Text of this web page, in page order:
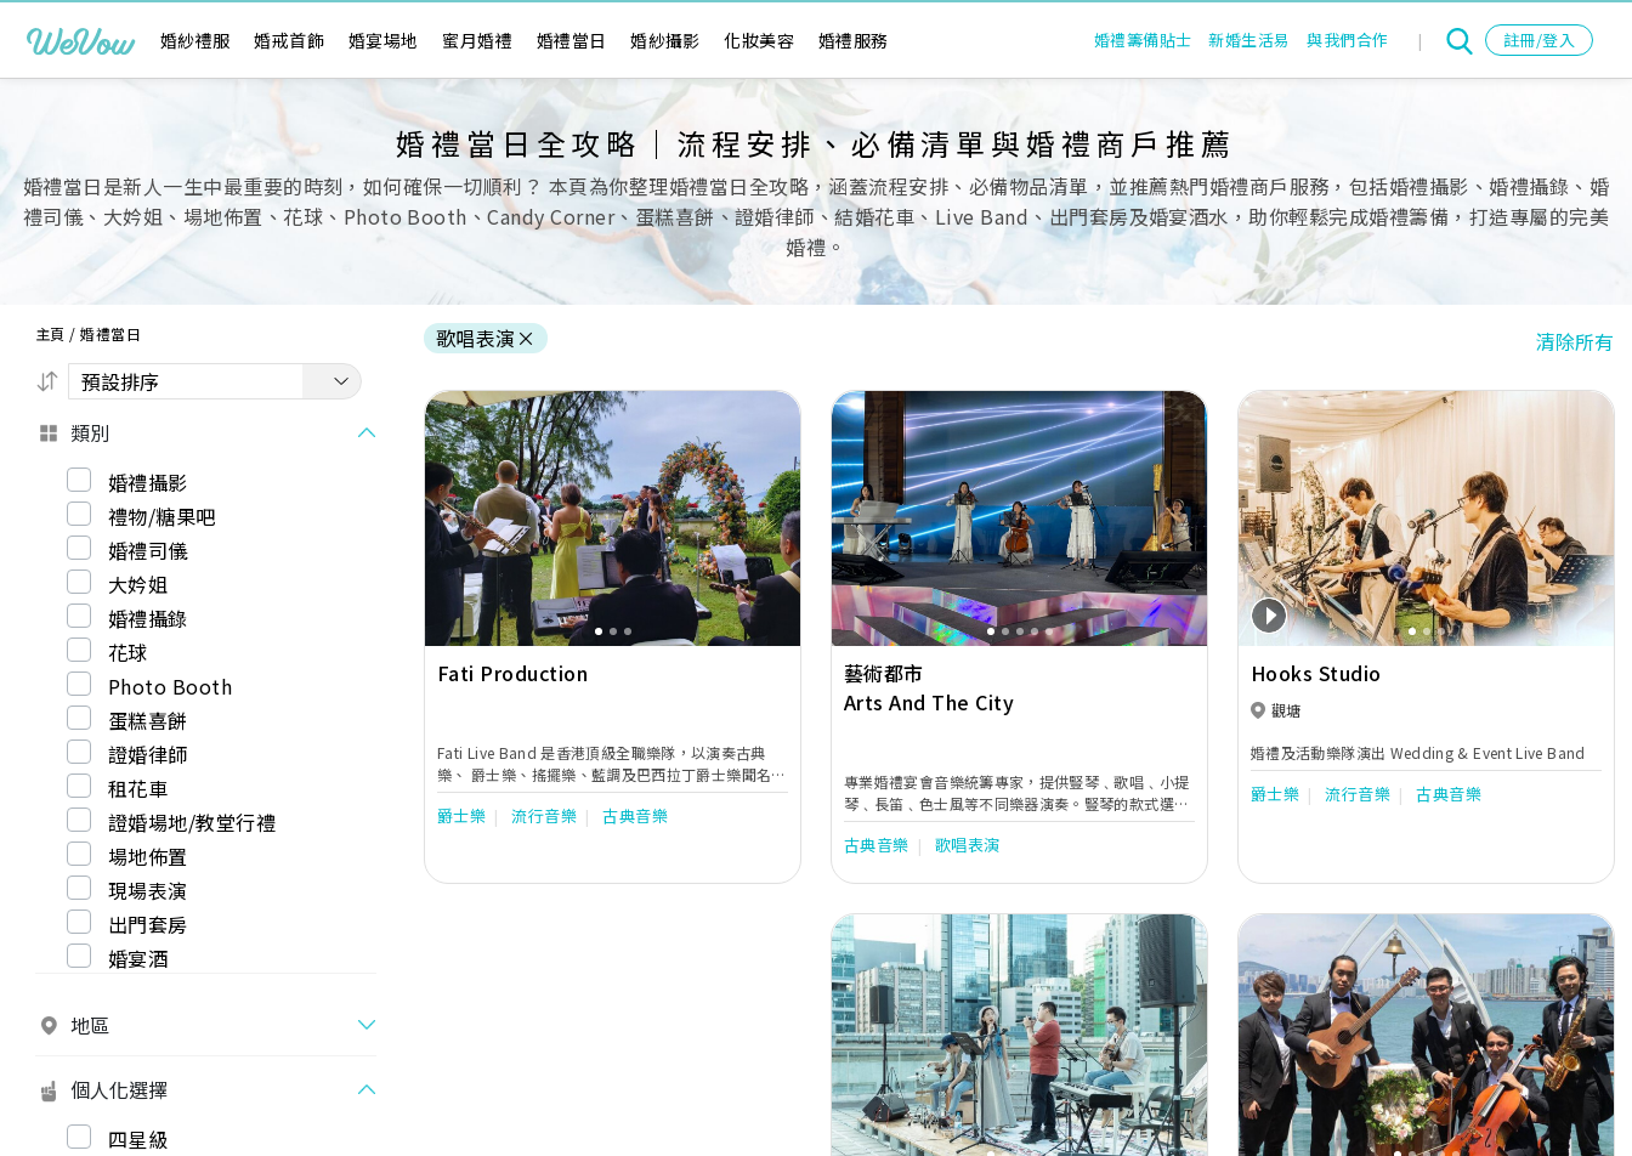
婚紗禮服 婚戒首飾 婚宴場地 蜜月婚禮 婚禮當日 婚紗攝影 化妝美容 婚禮服務 婚禮籌備貼士 新婚生活易 與我們合作 | 註冊/登入
婚禮當日全攻略｜流程安排、必備清單與婚禮商戶推薦
婚禮當日是新人一生中最重要的時刻，如何確保一切順利？ 本頁為你整理婚禮當日全攻略，涵蓋流程安排、必備物品清單，並推薦熱門婚禮商戶服務，包括婚禮攝影、婚禮攝錄、婚
禮司儀、大妗姐、場地佈置、花球、Photo Booth、Candy Corner、蛋糕喜餅、證婚律師、結婚花車、Live Band、出門套房及婚宴酒水，助你輕鬆完成婚禮籌備，打造專屬的完美
婚禮。
主頁 /婚禮當日
類別
婚禮攝影
禮物/糖果吧
婚禮司儀
大妗姐
婚禮攝錄
花球
Photo Booth
蛋糕喜餅
證婚律師
租花車
證婚場地/教堂行禮
場地佈置
現場表演
出門套房
婚宴酒
地區
個人化選擇
四星級
歌唱表演 × 清除所有
Previous Next
Fati Production
Fati Live Band 是香港頂級全職樂隊，以演奏古典
樂、 爵士樂、搖擺樂、藍調及巴西拉丁爵士樂聞名。
我們的古典及爵士四重奏樂隊於香港、中國及其他亞
洲國家，成為各大五星級酒店及豪華會所的駐場演奏
爵士樂 流行音樂 古典音樂
Previous Next
藝術都市
Arts And The City
專業婚禮宴會音樂統籌專家，提供豎琴﹑歌唱﹑小提
琴﹑長笛﹑色士風等不同樂器演奏。豎琴的款式選擇
居多，能因應不同場合的需要配搭不同的豎琴，為你
的婚禮伴隨最完美的奏樂。想了解詳情，歡迎
www.artscity.com.hk查詢。
古典音樂 歌唱表演
Previous
Hooks Studio
觀塘
婚禮及活動樂隊演出 Wedding & Event Live Band
爵士樂 流行音樂 古典音樂
Previous Next Previous Next